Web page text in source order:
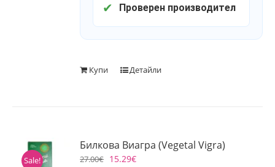
✔ Проверен производител
Купи Детайли
Sale!
Билкова Виагра (Vegetal Vigra)
27.00€ 15.29€